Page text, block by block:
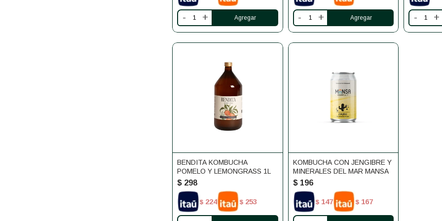
- + - + - +
BENDITA KOMBUCHA
POMELO Y LEMONGRASS 1L
$ 298
$ 224 $ 253
KOMBUCHA CON JENGIBRE Y
MINERALES DEL MAR MANSA
$ 196
$ 147 $ 167